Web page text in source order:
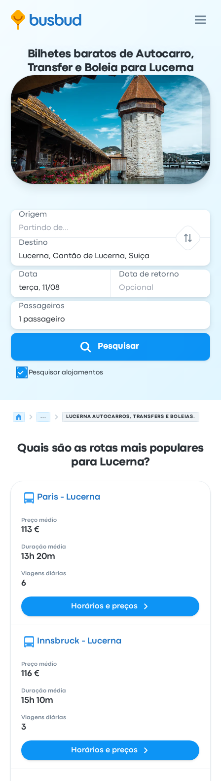
Bilhetes baratos de Autocarro,
Transfer e Boleia para Lucerna
Origem
Destino
Data Data de retorno
Passageiros
Pesquisar
Pesquisar alojamentos
... LUCERNA AUTOCARROS, TRANSFERS E BOLEIAS.
Quais são as rotas mais populares
para Lucerna?
Paris - Lucerna
Preço médio
113 €
Duração média
13h 20m
Viagens diárias
6
Horários e preços
Innsbruck - Lucerna
Preço médio
116 €
Duração média
15h 10m
Viagens diárias
3
Horários e preços